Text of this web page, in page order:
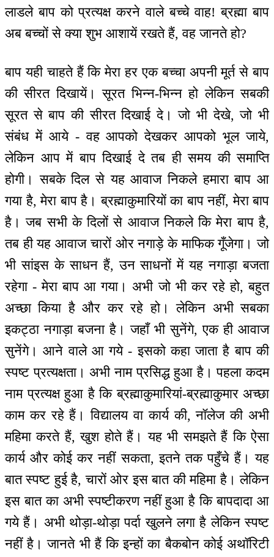
लाडले बाप को प्रत्यक्ष करने वाले बच्चे वाह! ब्रह्मा बाप
अब बच्चों से क्या शुभ आशायें रखते हैं, वह जानते हो?
बाप यही चाहते हैं कि मेरा हर एक बच्चा अपनी मूर्त से बाप
की सीरत दिखायें। सूरत भिन्न-भिन्न हो लेकिन सबकी
सूरत से बाप की सीरत दिखाई दे। जो भी देखे, जो भी
संबंध में आये - वह आपको देखकर आपको भूल जाये,
लेकिन आप में बाप दिखाई दे तब ही समय की समाप्ति
होगी। सबके दिल से यह आवाज निकले हमारा बाप आ
गया है, मेरा बाप है। ब्रह्माकुमारियों का बाप नहीं, मेरा बाप
है। जब सभी के दिलों से आवाज निकले कि मेरा बाप है,
तब ही यह आवाज चारों ओर नगाड़े के माफिक गूँजेगा। जो
भी सांइस के साधन हैं, उन साधनों में यह नगाड़ा बजता
रहेगा - मेरा बाप आ गया। अभी जो भी कर रहे हो, बहुत
अच्छा किया है और कर रहे हो। लेकिन अभी सबका
इकट्ठा नगाड़ा बजना है। जहाँ भी सुनेंगे, एक ही आवाज
सुनेंगे। आने वाले आ गये - इसको कहा जाता है बाप की
स्पष्ट प्रत्यक्षता। अभी नाम प्रसिद्ध हुआ है। पहला कदम
नाम प्रत्यक्ष हुआ है कि ब्रह्माकुमारियां-ब्रह्माकुमार अच्छा
काम कर रहे हैं। विद्यालय वा कार्य की, नॉलेज की अभी
महिमा करते हैं, खुश होते हैं। यह भी समझते हैं कि ऐसा
कार्य और कोई कर नहीं सकता, इतने तक पहुँचे हैं। यह
बात स्पष्ट हुई है, चारों ओर इस बात की महिमा है। लेकिन
इस बात का अभी स्पष्टीकरण नहीं हुआ है कि बापदादा आ
गये हैं। अभी थोड़ा-थोड़ा पर्दा खुलने लगा है लेकिन स्पष्ट
नहीं है। जानते भी हैं कि इन्हों का बैकबोन कोई अथॉरिटी